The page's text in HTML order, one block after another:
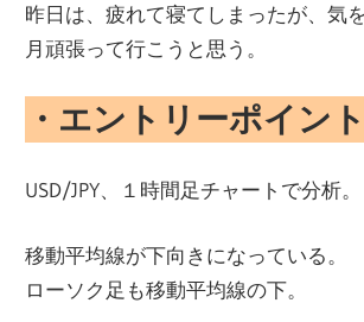
昨日は、疲れて寝てしまったが、気
月頑張って行こうと思う。
・エントリーポイン
USD/JPY、１時間足チャートで分析。
移動平均線が下向きになっている。
ローソク足も移動平均線の下。